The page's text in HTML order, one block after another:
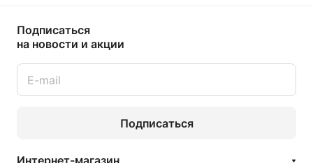
Подписаться
на новости и акции
Подписаться
Интернет-магазин